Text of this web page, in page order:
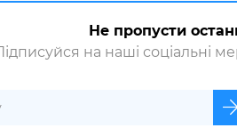
Не пропусти
на наші соціальні